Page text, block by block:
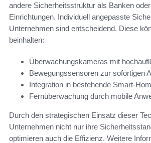
andere Sicherheitsstruktur als Banken
Einrichtungen. Individuell angepasste
Unternehmen sind entscheidend. Diese
beinhalten:
Überwachungskameras mit
Bewegungssensoren zur sofortigen
Integration in bestehende Smart-
Fernüberwachung durch mobile
Durch den strategischen Einsatz dieser
Unternehmen nicht nur ihre
optimieren auch die Effizienz. Weitere